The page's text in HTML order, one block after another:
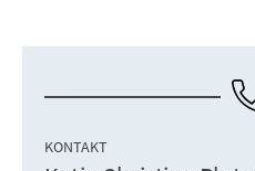
KONTAKT